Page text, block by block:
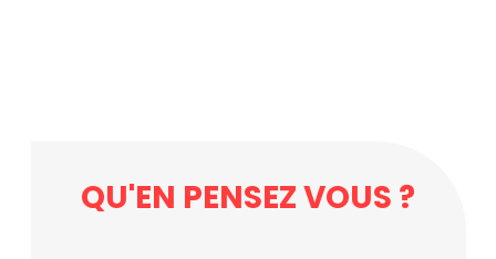
QU'EN PENSEZ VOUS ?